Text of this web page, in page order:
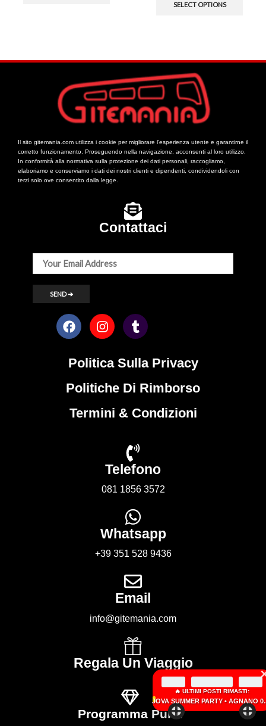
SELECT OPTIONS
Il sito gitemania.com utilizza i cookie per migliorare l’esperienza utente e garantirne il
corretto funzionamento. Proseguendo nella navigazione, acconsenti al loro utilizzo.
In conformità alla normativa sulla protezione dei dati personali, raccogliamo,
elaboriamo e conserviamo i dati dei nostri clienti e dipendenti, condividendoli con
terzi solo ove consentito dalla legge.
Contattaci
Politica Sulla Privacy
Politiche Di Rimborso
Termini & Condizioni
Telefono
081 1856 3572
Whatsapp
+39 351 528 9436
Email
info@gitemania.com
Regala Un Viaggio
Programma Punti
×
🔥 ULTIMI POSTI RIMASTI:
JOVA SUMMER PARTY • AGNANO 05 SETTEMBRE 2026